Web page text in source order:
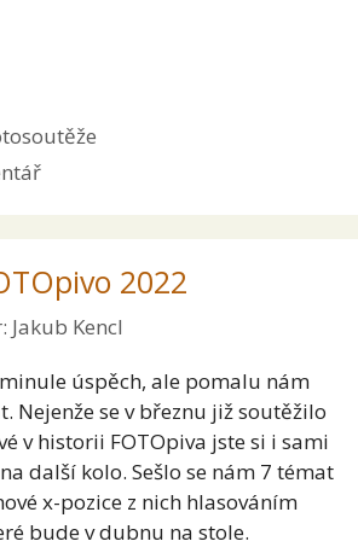
2022
Jakub Kencl
úspěch, ale pomalu nám
Nejenže se v březnu již soutěžilo
v historii FOTOpiva jste si i sami
další kolo. Sešlo se nám 7 témat
x-pozice z nich hlasováním
bude v dubnu na stole.